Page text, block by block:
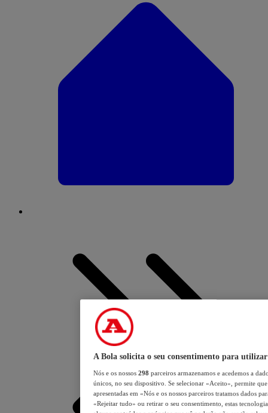
A Bola solicita o seu consentimento para utilizar
Nós e os nossos 298 parceiros armazenamos e acedemos a
únicos, no seu dispositivo. Se selecionar «Aceito», permite
apresentadas em «Nós e os nossos parceiros tratamos dados
«Rejeitar tudo» ou retirar o seu consentimento, estas